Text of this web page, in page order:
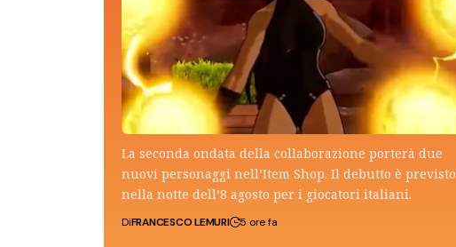
La seconda ondata della collaborazione porterà due
nuovi personaggi nell’Item Shop. Il debutto è previsto
nella notte dell’8 agosto per i giocatori italiani.
DiFRANCESCO LEMURI 5 ore fa